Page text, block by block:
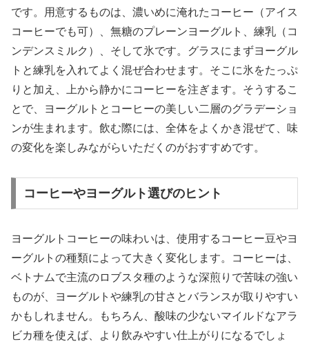
です。用意するものは、濃いめに淹れたコーヒー（アイス
コーヒーでも可）、無糖のプレーンヨーグルト、練乳（コ
ンデンスミルク）、そして氷です。グラスにまずヨーグル
トと練乳を入れてよく混ぜ合わせます。そこに氷をたっぷ
りと加え、上から静かにコーヒーを注ぎます。そうするこ
とで、ヨーグルトとコーヒーの美しい二層のグラデーショ
ンが生まれます。飲む際には、全体をよくかき混ぜて、味
の変化を楽しみながらいただくのがおすすめです。
コーヒーやヨーグルト選びのヒント
ヨーグルトコーヒーの味わいは、使用するコーヒー豆やヨ
ーグルトの種類によって大きく変化します。コーヒーは、
ベトナムで主流のロブスタ種のような深煎りで苦味の強い
ものが、ヨーグルトや練乳の甘さとバランスが取りやすい
かもしれません。もちろん、酸味の少ないマイルドなアラ
ビカ種を使えば、より飲みやすい仕上がりになるでしょ